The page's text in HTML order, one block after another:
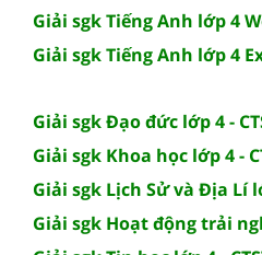
Giải sgk Tiếng Anh lớp 4
Giải sgk Tiếng Anh lớp 4
Giải sgk Đạo đức lớp 4 -
Giải sgk Khoa học lớp 4 -
Giải sgk Lịch Sử và Địa Lí
Giải sgk Hoạt động trải